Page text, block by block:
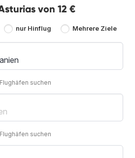
von 12 €
nur Hinflug Mehrere Ziele
suchen
suchen